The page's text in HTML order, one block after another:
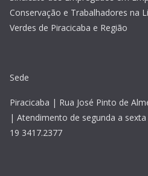
Conservação e Trabalhadores na
Verdes de Piracicaba e Região
Sede
Piracicaba | Rua José Pinto de
| Atendimento de segunda a
19 3417.2377